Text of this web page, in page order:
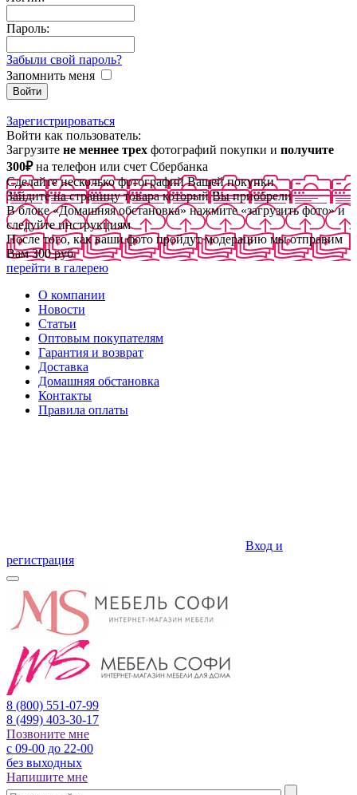
Пароль:
Забыли свой пароль?
Запомнить меня
Зарегистрироваться
Войти как пользователь:
Загрузите не меннее трех фотографий покупки и получите
300₽на телефон или счет Сбербанка
Сделайте несколько фотографий Вашей покупки
Зайдите на страницу товара который Вы приобрели
В блоке «Домашняя обстановка» нажмите «загрузить фото» и
следуйте инструкциям
После того, как ваши фото пройдут модерацию мы отправим
Вам 300 руб
перейти в галерею
О компании
Новости
Статьи
Оптовым покупателям
Гарантия и возврат
Доставка
Домашняя обстановка
Контакты
Правила оплаты
Вход и
регистрация
8 (800) 551-07-99
8 (499) 403-30-17
Позвоните мне
с 09-00 до 22-00
без выходных
Напишите мне